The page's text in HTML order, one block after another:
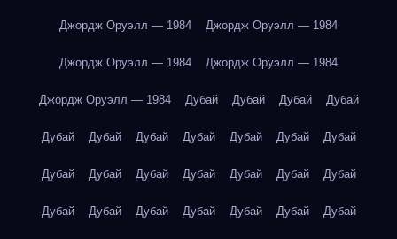
Джордж Оруэлл — 1984 Джордж Оруэлл — 1984
Джордж Оруэлл — 1984 Джордж Оруэлл — 1984
Джордж Оруэлл — 1984 Дубай Дубай Дубай Дубай
Дубай Дубай Дубай Дубай Дубай Дубай Дубай
Дубай Дубай Дубай Дубай Дубай Дубай Дубай
Дубай Дубай Дубай Дубай Дубай Дубай Дубай